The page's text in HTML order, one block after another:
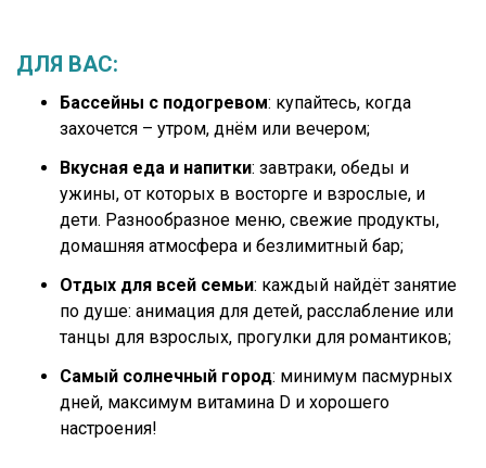
ДЛЯ ВАС:
Бассейны с подогревом: купайтесь, когда
захочется – утром, днём или вечером;
Вкусная еда и напитки: завтраки, обеды и
ужины, от которых в восторге и взрослые, и
дети. Разнообразное меню, свежие продукты,
домашняя атмосфера и безлимитный бар;
Отдых для всей семьи: каждый найдёт занятие
по душе: анимация для детей, расслабление или
танцы для взрослых, прогулки для романтиков;
Самый солнечный город: минимум пасмурных
дней, максимум витамина D и хорошего
настроения!